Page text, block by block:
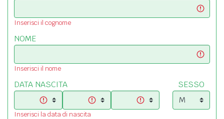
Inserisci il cognome
NOME
Inserisci il nome
DATA NASCITA
Inserisci la data di nascita
SESSO